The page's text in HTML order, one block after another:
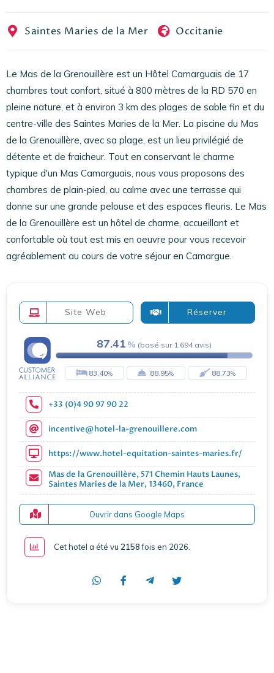
Saintes Maries de la Mer Occitanie
Le Mas de la Grenouillère est un Hôtel Camarguais de 17
chambres tout confort, situé à 800 mètres de la RD 570 en
pleine nature, et à environ 3 km des plages de sable fin et du
centre-ville des Saintes Maries de la Mer. La piscine du Mas
de la Grenouillère, avec sa plage, est un lieu privilégié de
détente et de fraicheur. Tout en conservant le charme
typique d'un Mas Camarguais, nous vous proposons des
chambres de plain-pied, au calme avec une terrasse qui
donne sur une grande pelouse et des espaces fleuris. Le Mas
de la Grenouillère est un hôtel de charme, accueillant et
confortable où tout est mis en oeuvre pour vous recevoir
agréablement au cours de votre séjour en Camargue.
Site Web Réserver
87.41 (basé sur 1,694 avis)
83.40 88.95 88.73
+33 (0)4 90 97 90 22
incentive@hotel-la-grenouillere.com
https://www.hotel-equitation-saintes-maries.fr/
Mas de la Grenouillère, 571 Chemin Hauts Launes,
Saintes Maries de la Mer, 13460, France
Ouvrir dans Google Maps
Cet hotel a été vu 2158fois en 2026